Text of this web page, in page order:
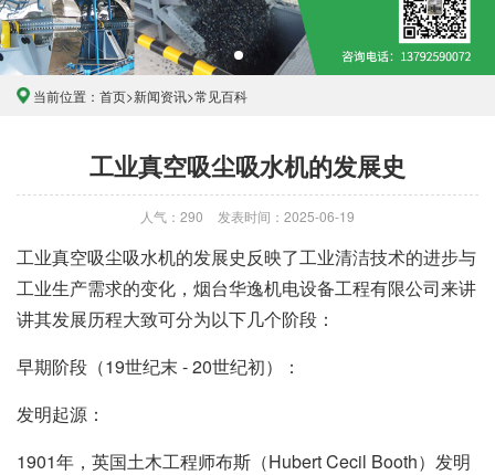
当前位置： 首页>新闻资讯>常见百科
工业真空吸尘吸水机的发展史
人气：290 发表时间：2025-06-19
工业真空吸尘吸水机的发展史反映了工业清洁技术的进步与
工业生产需求的变化，烟台华逸机电设备工程有限公司来讲
讲其发展历程大致可分为以下几个阶段：
早期阶段（19世纪末 - 20世纪初）：
发明起源：
1901年，英国土木工程师布斯（Hubert Cecil Booth）发明